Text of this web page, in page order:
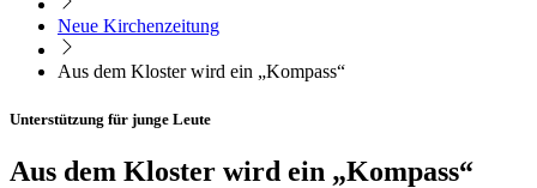
Neue Kirchenzeitung
Aus dem Kloster wird ein „Kompass“
Unterstützung für junge Leute
Aus dem Kloster wird ein „Kompass“